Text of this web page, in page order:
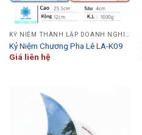
KỶ NIỆM THÀNH LẬP DOANH NGHIỆP
Kỷ Niệm Chương Pha Lê LA-K09
Giá liên hệ